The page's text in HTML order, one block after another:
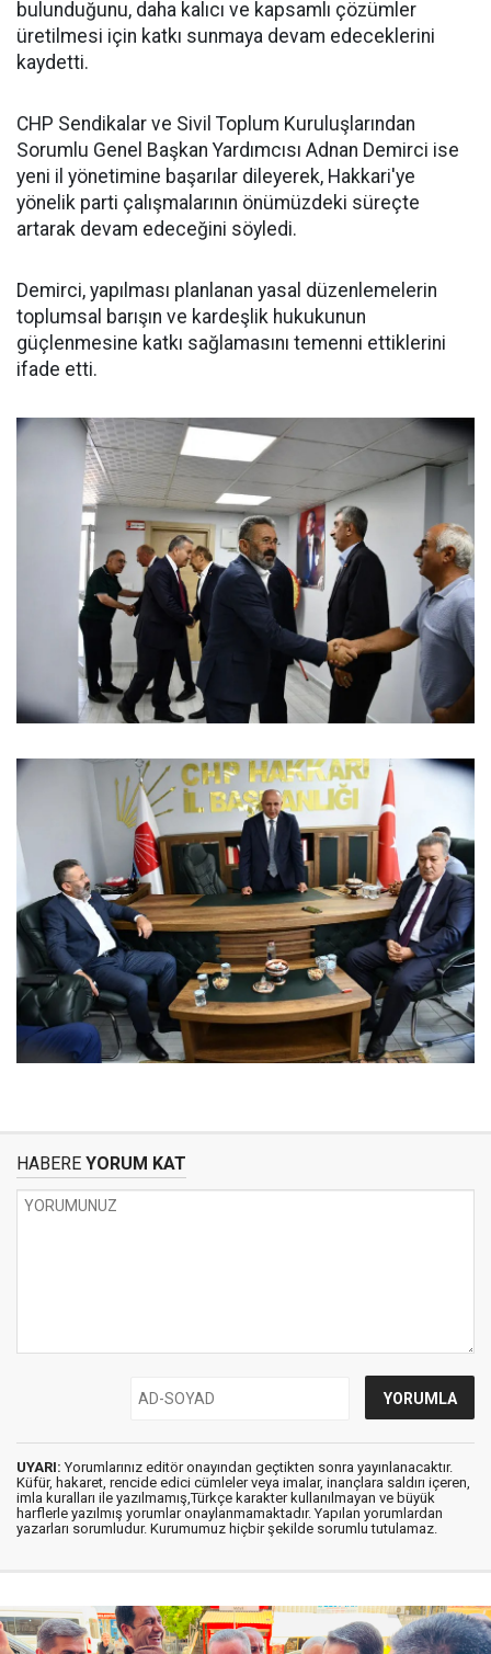
bulunduğunu, daha kalıcı ve kapsamlı çözümler
üretilmesi için katkı sunmaya devam edeceklerini
kaydetti.
CHP Sendikalar ve Sivil Toplum Kuruluşlarından
Sorumlu Genel Başkan Yardımcısı Adnan Demirci ise
yeni il yönetimine başarılar dileyerek, Hakkari'ye
yönelik parti çalışmalarının önümüzdeki süreçte
artarak devam edeceğini söyledi.
Demirci, yapılması planlanan yasal düzenlemelerin
toplumsal barışın ve kardeşlik hukukunun
güçlenmesine katkı sağlamasını temenni ettiklerini
ifade etti.
HABERE YORUM KAT
UYARI: Yorumlarınız editör onayından geçtikten sonra yayınlanacaktır.
Küfür, hakaret, rencide edici cümleler veya imalar, inançlara saldırı içeren,
imla kuralları ile yazılmamış,Türkçe karakter kullanılmayan ve büyük
harflerle yazılmış yorumlar onaylanmamaktadır. Yapılan yorumlardan
yazarları sorumludur. Kurumumuz hiçbir şekilde sorumlu tutulamaz.